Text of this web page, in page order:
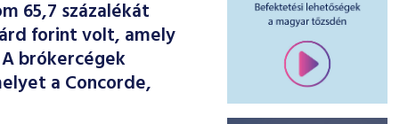
65,7 százalékát
forint volt, amely
brókercégek
a Concorde,